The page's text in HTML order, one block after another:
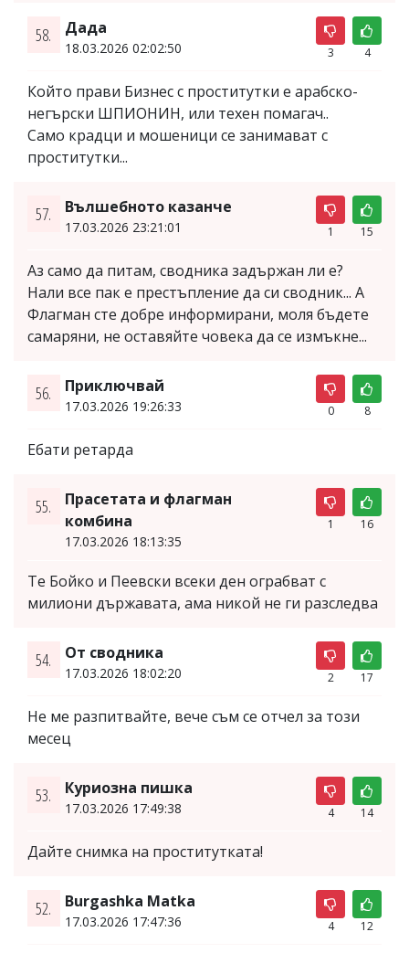
58. Дада
18.03.2026 02:02:50 3 4
Който прави Бизнес с проститутки е арабско-
негърски ШПИОНИН, или техен помагач..
Само крадци и мошеници се занимават с
проститутки...
57. Вълшебното казанче
17.03.2026 23:21:01 1 15
Аз само да питам, сводника задържан ли е?
Нали все пак е престъпление да си сводник... А
Флагман сте добре информирани, моля бъдете
самаряни, не оставяйте човека да се измъкне...
56. Приключвай
17.03.2026 19:26:33 0 8
Ебати ретарда
55.
Прасетата и флагман
комбина
17.03.2026 18:13:35
1 16
Те Бойко и Пеевски всеки ден ограбват с
милиони държавата, ама никой не ги разследва
54. От сводника
17.03.2026 18:02:20 2 17
Не ме разпитвайте, вече съм се отчел за този
месец
53. Куриозна пишка
17.03.2026 17:49:38 4 14
Дайте снимка на проститутката!
52. Burgashka Matka
17.03.2026 17:47:36 4 12